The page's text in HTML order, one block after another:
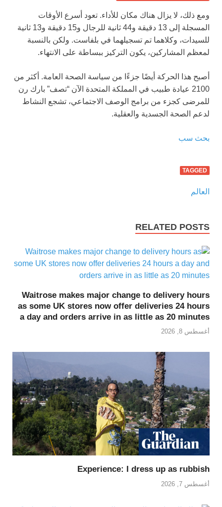
ومع ذلك، لا يزال هناك مكان للأداء. تعود أسرع الأوقات
المسجلة إلى 13 دقيقة و44 ثانية للرجال و15 دقيقة و13 ثانية
للسيدات، وكلاهما تم تسجيلهما في بلفاست. ولكن بالنسبة
لمعظم المشاركين، يكون التركيز ببساطة على الانتهاء.
أصبح هذا الحركة أيضًا جزءًا من سياسة الصحة العامة. أكثر من
2100 عيادة طبيب في المملكة المتحدة الآن “تصف” بارك رن
للمرضى كجزء من برامج الوصف الاجتماعي، تشجع النشاط
لدعم الصحة الجسدية والعقلية.
بحث سب
TAGGED
العالم
RELATED POSTS
Waitrose makes major change to delivery hours
as some UK stores now offer deliveries 24 hours
a day and orders arrive in as little as 20 minutes
أغسطس 8, 2026
Experience: I dress up as rubbish
أغسطس 7, 2026